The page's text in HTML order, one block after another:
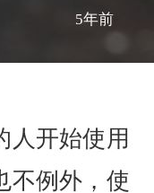
5年前
人开始使用
不例外，使